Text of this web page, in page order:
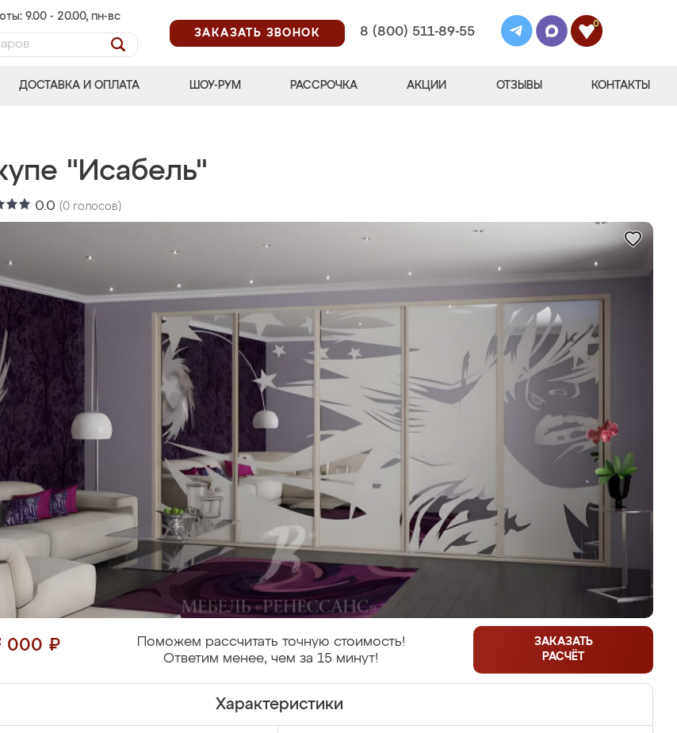
9.00 - 20.00, пн-вс
ЗАКАЗАТЬ ЗВОНОК
8 (800) 511-89-55
0
ДОСТАВКА И ОПЛАТА ШОУ-РУМ РАССРОЧКА АКЦИИ ОТЗЫВЫ КОНТАКТЫ
"Исабель"
0.0 (0 голосов)
000 ₽
Поможем рассчитать точную стоимость!
Ответим менее, чем за 15 минут!
ЗАКАЗАТЬ
РАСЧЁТ
Характеристики